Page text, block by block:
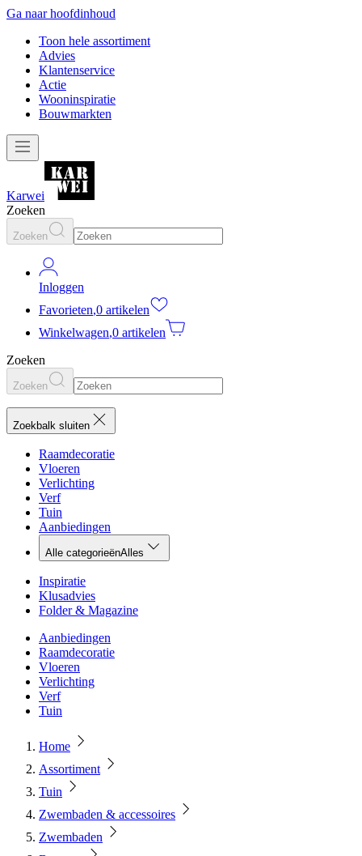
Ga naar hoofdinhoud
Toon hele assortiment
Advies
Klantenservice
Actie
Wooninspiratie
Bouwmarkten
Karwei
Zoeken
Zoeken
Inloggen
Favorieten,0 artikelen
Winkelwagen,0 artikelen
Zoeken
Zoeken
Zoekbalk sluiten
Raamdecoratie
Vloeren
Verlichting
Verf
Tuin
Aanbiedingen
Alle categorieënAlles
Inspiratie
Klusadvies
Folder & Magazine
Aanbiedingen
Raamdecoratie
Vloeren
Verlichting
Verf
Tuin
Home
Assortiment
Tuin
Zwembaden & accessoires
Zwembaden